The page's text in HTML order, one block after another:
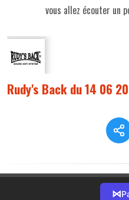
vous allez écouter un
Rudy's Back du 14 06
⋈